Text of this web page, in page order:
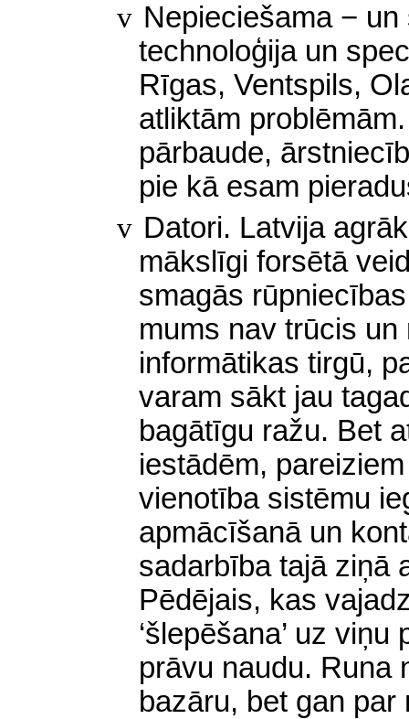
v Nepieciešama −
technoloģija un
Rīgas, Ventspils,
atliktām
pārbaude,
pie kā esam
v Datori. Latvija
mākslīgi forsētā
smagās
mums nav trūcis
informātikas tirgū,
varam sākt jau
bagātīgu ražu. Bet
iestādēm,
vienotība sistēmu
apmācīšanā un
sadarbība tajā ziņā
Pēdējais, kas
‘šlepēšana’ uz viņu
prāvu naudu. Runa
bazāru, bet gan